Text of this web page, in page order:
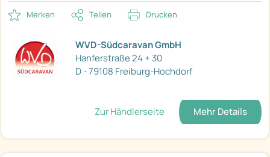
Merken Teilen Drucken
WVD-Südcaravan GmbH
Hanferstraße 24 + 30
D - 79108 Freiburg-Hochdorf
Zur Händlerseite Mehr Details